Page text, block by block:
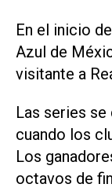
En el inicio
Azul de
visitante a
Las series se
cuando los
Los
octavos de